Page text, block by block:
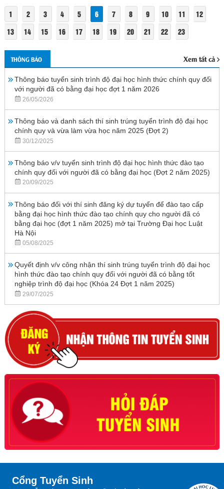
1 2 3 4 5 6 7 8 9 10 11
12
13
14 15 16 17 18 19 20 21 22 23
THÔNG BÁO Xem tất cả
Thông báo tuyển sinh trình độ đại học hình thức chính quy đối
với người đã có bằng đại học đợt 1 năm 2026
26/05/2026
Thông báo và danh sách thí sinh trúng tuyển trình độ đại học
chính quy và vừa làm vừa học năm 2025 (Đợt 2)
30/12/2025
Thông báo v/v tuyển sinh trình độ đại học hình thức đào tạo
chính quy đối với người đã có bằng đại học (Đợt 2 năm 2025)
20/09/2025
Thông báo đối với thí sinh đăng ký dự tuyển để đào tạo cấp
bằng đại học hình thức đào tạo chính quy cho người đã có
bằng đại học (đợt 1 năm 2025) mở tại Trường Đại học Luật
Hà Nội
05/08/2025
Quyết định v/v công nhận thí sinh trúng tuyển trình độ đại học
hình thức đào tạo chính quy đối với người đã có bằng tốt
nghiệp trình độ đại học (Khóa 24 Đợt 1 năm 2025)
29/07/2025
Cổng Tuyển Sinh